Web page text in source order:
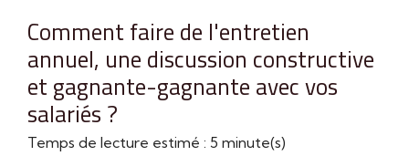
Comment faire de l'entretien
annuel, une discussion constructive
et gagnante-gagnante avec vos
salariés ?
Temps de lecture estimé : 5 minute(s)